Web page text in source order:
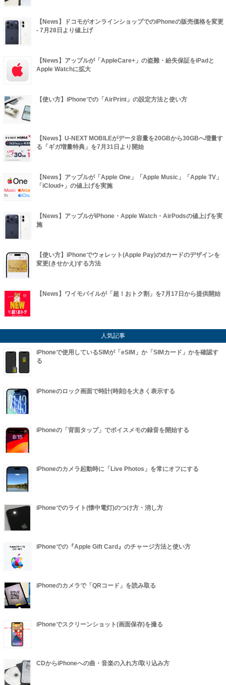
【News】ドコモがオンラインショップでのiPhoneの販売価格を変更
- 7月28日より値上げ
【News】アップルが「AppleCare+」の盗難・紛失保証をiPadと
Apple Watchに拡大
【使い方】iPhoneでの「AirPrint」の設定方法と使い方
【News】U-NEXT MOBILEがデータ容量を20GBから30GBへ増量す
る「ギガ増量特典」を7月31日より開始
【News】アップルが「Apple One」「Apple Music」「Apple TV」
「iCloud+」の値上げを実施
【News】アップルがiPhone・Apple Watch・AirPodsの値上げを実
施
【使い方】iPhoneでウォレット(Apple Pay)のdカードのデザインを
変更(きせかえ)する方法
【News】ワイモバイルが「超！おトク割」を7月17日から提供開始
人気記事
iPhoneで使用しているSIMが「eSIM」か「SIMカード」かを確認す
る
iPhoneのロック画面で時計(時刻)を大きく表示する
iPhoneの「背面タップ」でボイスメモの録音を開始する
iPhoneのカメラ起動時に「Live Photos」を常にオフにする
iPhoneでのライト(懐中電灯)のつけ方・消し方
iPhoneでの『Apple Gift Card』のチャージ方法と使い方
iPhoneのカメラで「QRコード」を読み取る
iPhoneでスクリーンショット(画面保存)を撮る
CDからiPhoneへの曲・音楽の入れ方/取り込み方